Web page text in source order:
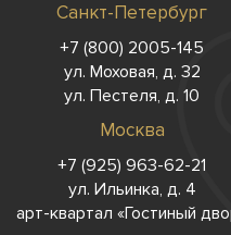
Санкт-Петербург
+7 (800) 2005-145
ул. Моховая, д. 32
ул. Пестеля, д. 10
Москва
+7 (925) 963-62-21
ул. Ильинка, д. 4
арт-квартал «Гостиный